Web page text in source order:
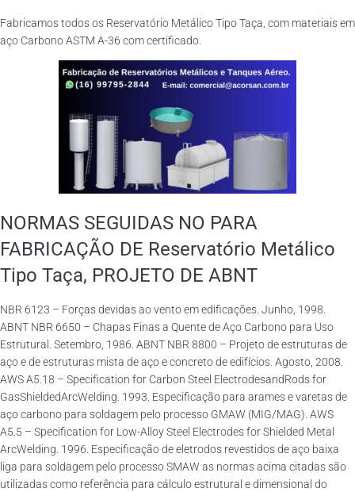
Fabricamos todos os Reservatório Metálico Tipo Taça, com materiais em
aço Carbono ASTM A-36 com certificado.
NORMAS SEGUIDAS NO PARA
FABRICAÇÃO DE Reservatório Metálico
Tipo Taça, PROJETO DE ABNT
NBR 6123 – Forças devidas ao vento em edificações. Junho, 1998.
ABNT NBR 6650 – Chapas Finas a Quente de Aço Carbono para Uso
Estrutural. Setembro, 1986. ABNT NBR 8800 – Projeto de estruturas de
aço e de estruturas mista de aço e concreto de edifícios. Agosto, 2008.
AWS A5.18 – Specification for Carbon Steel ElectrodesandRods for
GasShieldedArcWelding. 1993. Especificação para arames e varetas de
aço carbono para soldagem pelo processo GMAW (MIG/MAG). AWS
A5.5 – Specification for Low-Alloy Steel Electrodes for Shielded Metal
ArcWelding. 1996. Especificação de eletrodos revestidos de aço baixa
liga para soldagem pelo processo SMAW as normas acima citadas são
utilizadas como referência para cálculo estrutural e dimensional do